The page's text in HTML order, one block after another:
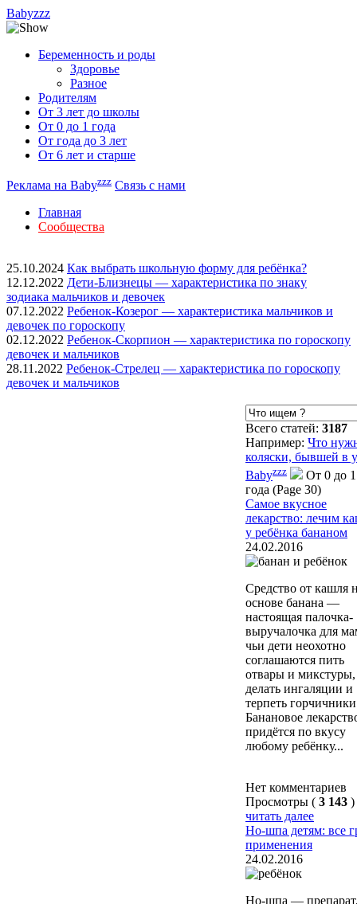
Babyzzz
Беременность и роды
Здоровье
Разное
Родителям
От 3 лет до школы
От 0 до 1 года
От года до 3 лет
От 6 лет и старше
Реклама на Babyzzz Связь с нами
Главная
Сообщества
25.10.2024 Как выбрать школьную форму для ребёнка?
12.12.2022 Дети-Близнецы — характеристика по знаку
зодиака мальчиков и девочек
07.12.2022 Ребенок-Козерог — характеристика мальчиков и
девочек по гороскопу
02.12.2022 Ребенок-Скорпион — характеристика по гороскопу
девочек и мальчиков
28.11.2022 Ребенок-Стрелец — характеристика по гороскопу
девочек и мальчиков
Всего статей: 3187
Например: Что
коляски, бывшей в
Babyzzz
От 0 до 1
года (Page 30)
Самое вкусное
лекарство: лечим
у ребёнка бананом
24.02.2016
Средство от кашля
основе банана —
настоящая палочка-
выручалочка для
чьи дети неохотно
соглашаются пить
отвары и микстуры,
делать ингаляции и
терпеть
Банановое
придётся по вкусу
любому ребёнку...
Нет комментариев
Просмотры ( 3 143 )
читать далее
Но-шпа детям: все
применения
24.02.2016
Но-шпа —